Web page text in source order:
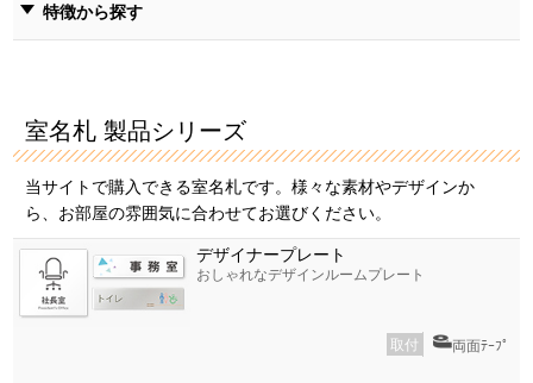
特徴から探す
室名札 製品シリーズ
当サイトで購入できる室名札です。様々な素材やデザインか
ら、お部屋の雰囲気に合わせてお選びください。
デザイナープレート
おしゃれなデザインルームプレート
取付 両面ﾃｰﾌﾟ